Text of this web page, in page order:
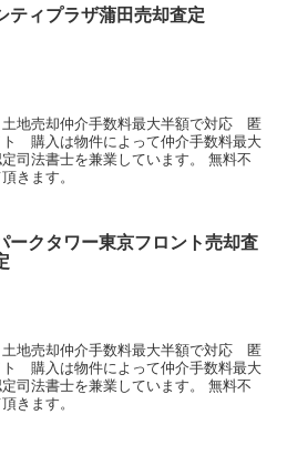
ティプラザ蒲田売却査定
土地売却仲介手数料最大半額で対応 匿
購入は物件によって仲介手数料最大
司法書士を兼業しています。 無料不
きます。
ークタワー東京フロント売却査
土地売却仲介手数料最大半額で対応 匿
購入は物件によって仲介手数料最大
司法書士を兼業しています。 無料不
きます。